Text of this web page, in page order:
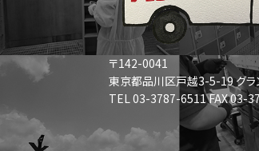
〒142-0041
東京都品川区戸越3-5-19 グラ
TEL 03-3787-6511 FAX 03-